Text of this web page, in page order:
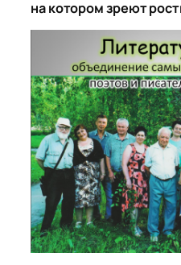
на котором зреют